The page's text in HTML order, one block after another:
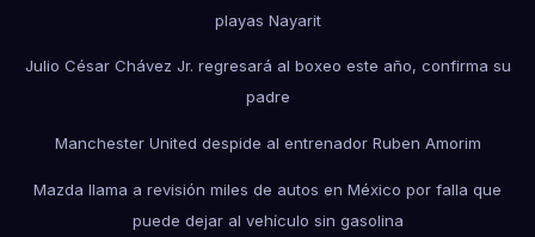
playas Nayarit
Julio César Chávez Jr. regresará al boxeo este año, confirma su
padre
Manchester United despide al entrenador Ruben Amorim
Mazda llama a revisión miles de autos en México por falla que
puede dejar al vehículo sin gasolina